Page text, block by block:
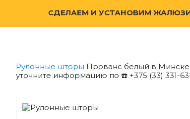
СДЕЛАЕМ И УСТАНОВИМ
Рулонные шторы Прованс белый в
уточните информацию по ☎️ +375 (33) 331-